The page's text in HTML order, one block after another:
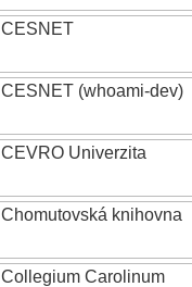
CESNET
CESNET (whoami-dev)
CEVRO Univerzita
Chomutovská knihovna
Collegium Carolinum